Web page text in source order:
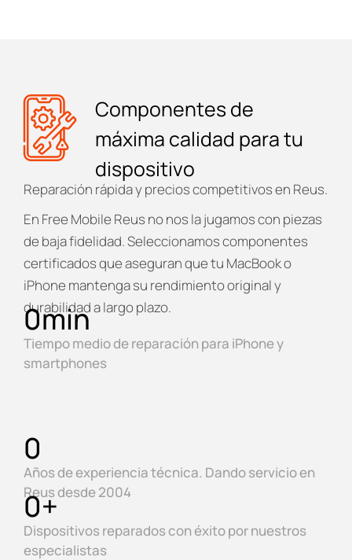
Componentes de
máxima calidad para tu
dispositivo
Reparación rápida y precios competitivos en Reus.
En Free Mobile Reus no nos la jugamos con piezas
de baja fidelidad. Seleccionamos componentes
certificados que aseguran que tu MacBook o
iPhone mantenga su rendimiento original y
durabilidad a largo plazo.
Tiempo medio de reparación para iPhone y
smartphones
0min
Años de experiencia técnica. Dando servicio en
Reus desde 2004
0
Dispositivos reparados con éxito por nuestros
especialistas
0+